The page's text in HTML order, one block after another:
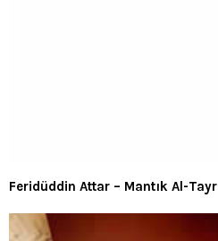
Feridüddin Attar – Mantık Al-Tayr